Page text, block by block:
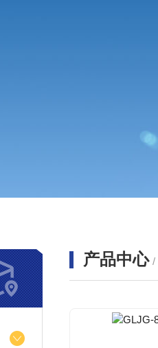
产品中心 /